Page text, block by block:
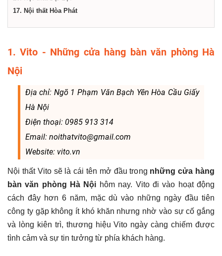
17. Nội thất Hòa Phát
1. Vito - Những cửa hàng bàn văn phòng Hà
Nội
Địa chỉ: Ngõ 1 Phạm Văn Bạch Yên Hòa Cầu Giấy
Hà Nội
Điện thoại: 0985 913 314
Email: noithatvito@gmail.com
Website: vito.vn
Nội thất Vito sẽ là cái tên mở đầu trong những cửa hàng
bàn văn phòng Hà Nội hôm nay. Vito đi vào hoạt động
cách đây hơn 6 năm, mặc dù vào những ngày đầu tiên
công ty gặp không ít khó khăn nhưng nhờ vào sự cố gắng
và lòng kiên trì, thương hiệu Vito ngày càng chiếm được
tình cảm và sự tin tưởng từ phía khách hàng.